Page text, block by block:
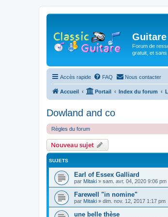
Forum de
gratuit, et sans
Accès rapide FAQ Nous contacter
Accueil Portail Index du forum
Dowland and co
Règles du forum
Nouveau sujet
SUJETS
Earl of Essex Galliard
par Mitaki » sam. avr. 04, 2020 9:06 pm
Farewell "in nomine"
par Mitaki » dim. nov. 12, 2017 1:17 pm
une belle thèse